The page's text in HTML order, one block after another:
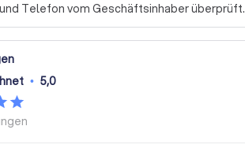
Telefon vom Geschäftsinhaber überprüft.
• 5,0